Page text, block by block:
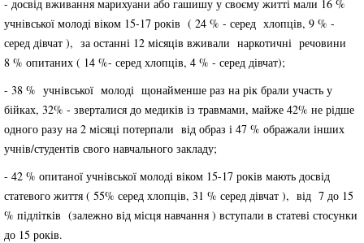
- досвід вживання марихуани або гашишу у своєму житті мали 16 %
учнівської молоді віком 15-17 років ( 24 % - серед хлопців, 9 % -
серед дівчат ), за останні 12 місяців вживали наркотичні речовини
8 % опитаних ( 14 %- серед хлопців, 4 % - серед дівчат);
- 38 % учнівської молоді щонайменше раз на рік брали участь у
бійках, 32% - зверталися до медиків із травмами, майже 42% не рідше
одного разу на 2 місяці потерпали від образ і 47 % ображали інших
учнів/студентів свого навчального закладу;
- 42 % опитаної учнівської молоді віком 15-17 років мають досвід
статевого життя ( 55% серед хлопців, 31 % серед дівчат ), від 7 до 15
% підлітків (залежно від місця навчання ) вступали в статеві стосунки
до 15 років.